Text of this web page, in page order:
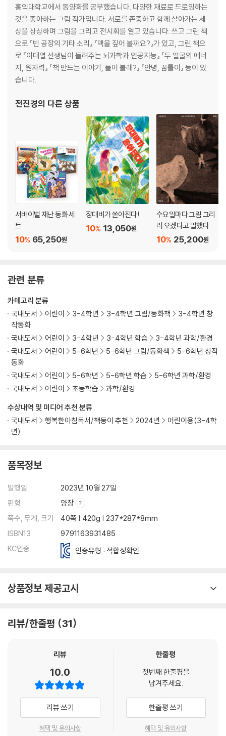
홍익대학교에서 동양화를 공부했습니다. 다양한 재료로 드로잉하는
것을 좋아하는 그림 작가입니다. 서로를 존중하고 함께 살아가는 세
상을 상상하며 그림을 그리고 전시회를 열고 있습니다. 쓰고 그린 책
으로 『빈 공장의 기타 소리』 『맥을 짚어 볼까요?』가 있고, 그린 책으
로 『이대열 선생님이 들려주는 뇌과학과 인공지능』 『두 얼굴의 에너
지, 원자력』 『책 만드는 이야기, 들어 볼래?』 『안녕, 꿈틀이』 등이 있
습니다.
전진경의 다른 상품
서바이벌 재난 동화 세
트
65,250원
10%
장대비가 쏟아진다!
13,050원
10%
수요일마다 그림 그리
러 오겠다고 말했다
25,200원
10%
관련 분류
수상내역 및 미디어 추천 분류
국내도서
행복한아침독서/책둥이 추천 2024년
어린이용(3-4학
년)
카테고리 분류
국내도서
어린이 3-4학년 3-4학년 그림/동화책
3-4학년 창
작동화
국내도서
어린이 3-4학년 3-4학년 학습
3-4학년 과학/환경
국내도서
어린이 5-6학년 5-6학년 그림/동화책
5-6학년 창작
동화
국내도서
어린이 5-6학년 5-6학년 학습
5-6학년 과학/환경
국내도서
어린이 초등학습 과학/환경
품목정보
발행일
2023년 10월 27일
판형
양장
쪽수, 무게, 크기
40쪽 | 420g | 237*287*8mm
ISBN13
9791163931485
KC인증
인증유형 : 적합성확인
상품정보 제공고시
리뷰/한줄평 31
리뷰
10.0
리뷰 쓰기
혜택 및 유의사항
한줄평
첫번째 한줄평을
남겨주세요.
한줄평 쓰기
혜택 및 유의사항